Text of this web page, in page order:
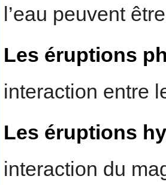
l’eau peuvent
Les éruptions
interaction entre
Les éruptions
interaction du